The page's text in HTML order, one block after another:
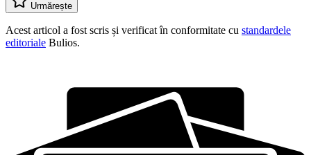
Urmărește
Acest articol a fost scris și verificat în conformitate cu standardele
editoriale Bulios.